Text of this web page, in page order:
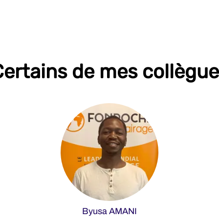
de mes
Byusa AMANI